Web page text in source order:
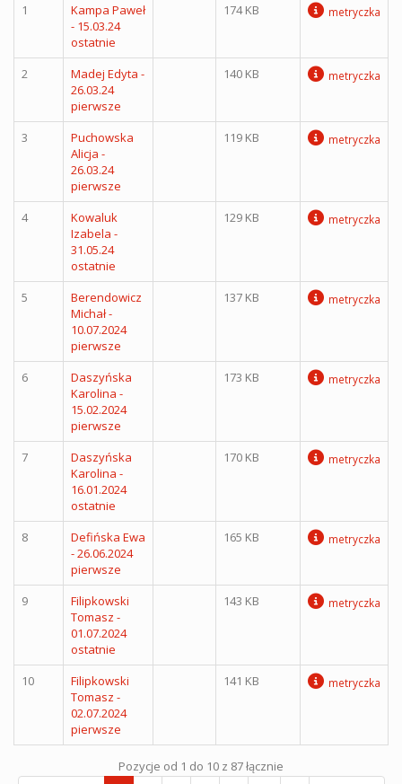
1
Kampa Paweł
- 15.03.24
ostatnie
174 KB metryczka
2
Madej Edyta -
26.03.24
pierwsze
140 KB metryczka
3
Puchowska
Alicja -
26.03.24
pierwsze
119 KB metryczka
4
Kowaluk
Izabela -
31.05.24
ostatnie
129 KB metryczka
5
Berendowicz
Michał -
10.07.2024
pierwsze
137 KB metryczka
6
Daszyńska
Karolina -
15.02.2024
pierwsze
173 KB metryczka
7
Daszyńska
Karolina -
16.01.2024
ostatnie
170 KB metryczka
8
Defińska Ewa
- 26.06.2024
pierwsze
165 KB metryczka
9
Filipkowski
Tomasz -
01.07.2024
ostatnie
143 KB metryczka
10
Filipkowski
Tomasz -
02.07.2024
pierwsze
141 KB metryczka
Pozycje od 1 do 10 z 87 łącznie